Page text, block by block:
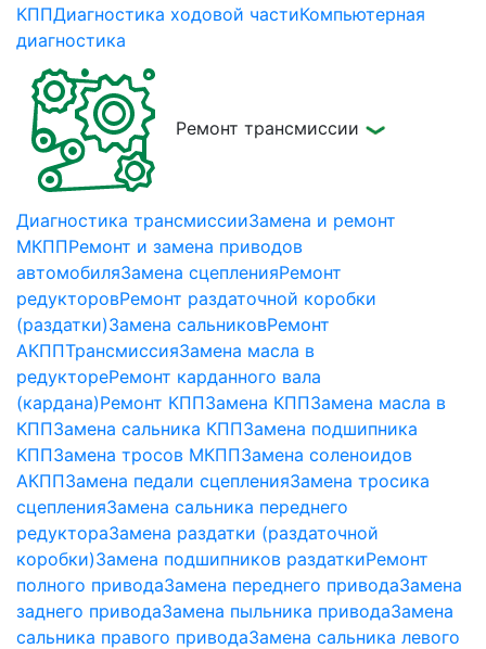
КППДиагностика ходовой частиКомпьютерная
диагностика
Ремонт трансмиссии
Диагностика трансмиссииЗамена и ремонт
МКППРемонт и замена приводов
автомобиляЗамена сцепленияРемонт
редукторовРемонт раздаточной коробки
(раздатки)Замена сальниковРемонт
АКППТрансмиссияЗамена масла в
редуктореРемонт карданного вала
(кардана)Ремонт КППЗамена КППЗамена масла в
КППЗамена сальника КППЗамена подшипника
КППЗамена тросов МКППЗамена соленоидов
АКППЗамена педали сцепленияЗамена тросика
сцепленияЗамена сальника переднего
редуктораЗамена раздатки (раздаточной
коробки)Замена подшипников раздаткиРемонт
полного приводаЗамена переднего приводаЗамена
заднего приводаЗамена пыльника приводаЗамена
сальника правого приводаЗамена сальника левого